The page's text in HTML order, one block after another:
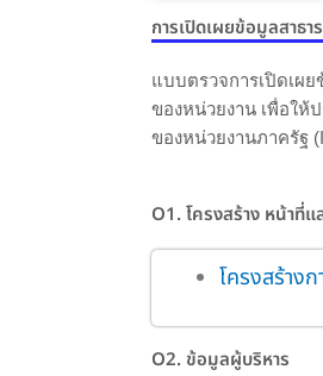
การเปิดเผยข้อมูลสาธ
แบบตรวจการเปิดเผย
ของหน่วยงาน เพื่อให้
ของหน่วยงานภาครัฐ
O1. โครงสร้าง หน้าที่แ
โครงสร้าง
O2. ข้อมูลผู้บริหาร